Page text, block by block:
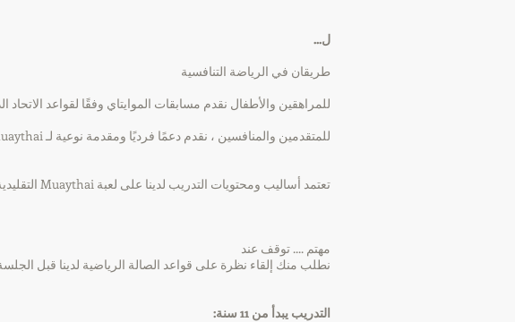
ل...
طريقان في الرياضة التنافسية
للمراهقين والأطفال نقدم مسابقات الموايتاي وفقًا لقواعد الاتحاد
للمتقدمين والمنافسين ، نقدم دعمًا فرديًا ومقدمة نوعية لـ Olympic Muaythai.
تعتمد أساليب ومحتويات التدريب لدينا على لعبة Muaythai التقليدية
مهتم .... توقف عند
نطلب منك إلقاء نظرة على قواعد الصالة الرياضية لدينا قبل الجلسة
التدريب يبدأ من 11 سنة: